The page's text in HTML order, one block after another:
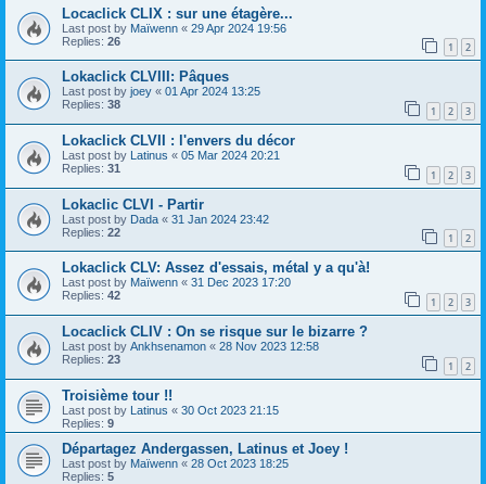
Locaclick CLIX : sur une étagère...
Last post by Maïwenn « 29 Apr 2024 19:56
Replies: 26 1 2
Lokaclick CLVIII: Pâques
Last post by joey « 01 Apr 2024 13:25
Replies: 38 1 2 3
Lokaclick CLVII : l'envers du décor
Last post by Latinus « 05 Mar 2024 20:21
Replies: 31 1 2 3
Lokaclic CLVI - Partir
Last post by Dada « 31 Jan 2024 23:42
Replies: 22 1 2
Lokaclick CLV: Assez d'essais, métal y a qu'à!
Last post by Maïwenn « 31 Dec 2023 17:20
Replies: 42 1 2 3
Locaclick CLIV : On se risque sur le bizarre ?
Last post by Ankhsenamon « 28 Nov 2023 12:58
Replies: 23 1 2
Troisième tour !!
Last post by Latinus « 30 Oct 2023 21:15
Replies: 9
Départagez Andergassen, Latinus et Joey !
Last post by Maïwenn « 28 Oct 2023 18:25
Replies: 5